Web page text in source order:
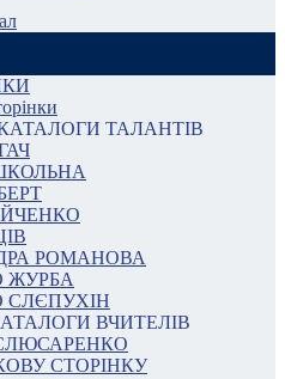
ТАЛАНТІВ
РОМАНОВА
ВЧИТЕЛІВ
СТОРІНКУ